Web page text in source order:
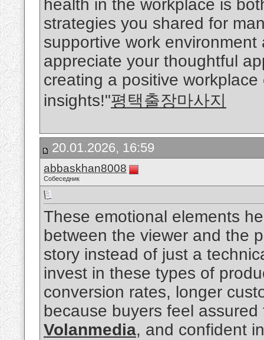
health in the workplace is
strategies you shared for
supportive work
appreciate your thoughtful
creating a positive
insights!"평택출장마사지
20.01.2026, 16:59
abbaskhan8008
Собеседник
These emotional elements
between the viewer and the
story instead of just a
invest in these types of
conversion rates, longer
because buyers feel
Volanmedia, and confident